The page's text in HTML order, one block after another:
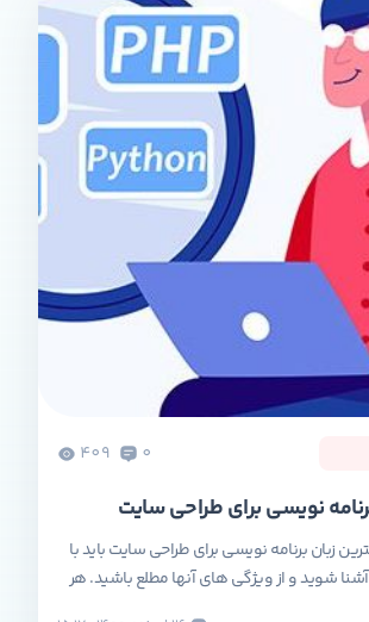
0
409
نویسی برای طراحی سایت
زبان برنامه نویسی برای طراحی سایت باید با
شوید و از ویژگی های آنها مطلع باشید. هر
دارای مزایا و معایبی است و کاربرد مخصوص به